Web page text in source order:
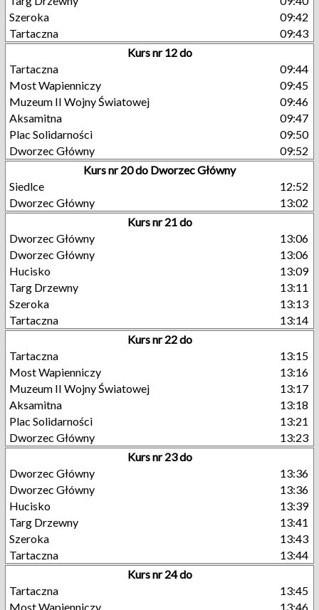
Szeroka
09:42
Tartaczna
09:43
Kurs nr 12 do
Tartaczna
09:44
Most Wapienniczy
09:45
Muzeum II Wojny Światowej
09:46
Aksamitna
09:47
Plac Solidarności
09:50
Dworzec Główny
09:52
Kurs nr 20 do Dworzec Główny
Siedlce
12:52
Dworzec Główny
13:02
Kurs nr 21 do
Dworzec Główny
13:06
Dworzec Główny
13:06
Hucisko
13:09
Targ Drzewny
13:11
Szeroka
13:13
Tartaczna
13:14
Kurs nr 22 do
Tartaczna
13:15
Most Wapienniczy
13:16
Muzeum II Wojny Światowej
13:17
Aksamitna
13:18
Plac Solidarności
13:21
Dworzec Główny
13:23
Kurs nr 23 do
Dworzec Główny
13:36
Dworzec Główny
13:36
Hucisko
13:39
Targ Drzewny
13:41
Szeroka
13:43
Tartaczna
13:44
Kurs nr 24 do
Tartaczna
13:45
Most Wapienniczy
13:46